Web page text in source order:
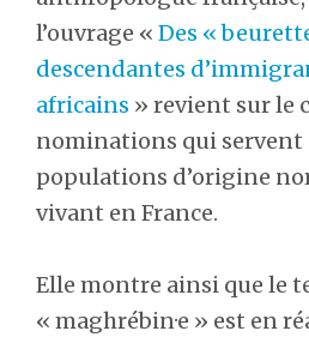
l’ouvrage « Des «
descendantes
africains » revient sur le
nominations qui servent
populations d’origine
vivant en France.
Elle montre ainsi que le
« maghrébin·e » est en